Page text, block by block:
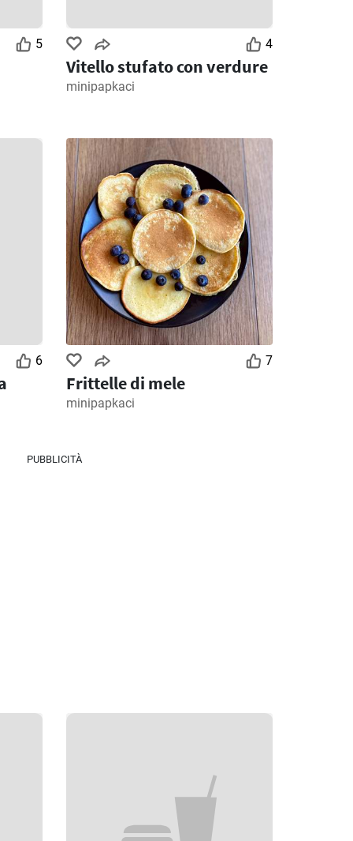
Giorni rimanenti: 2
MD Discount volantino
28/07/2026 - 09/08/2026
Giorni rimanenti: 5
Ipercoop volantino
30/07/2026 - 12/08/2026
5 4
Vitello stufato con verdure
minipapkaci
6 7
Frittelle di mele
minipapkaci
PUBBLICITÀ